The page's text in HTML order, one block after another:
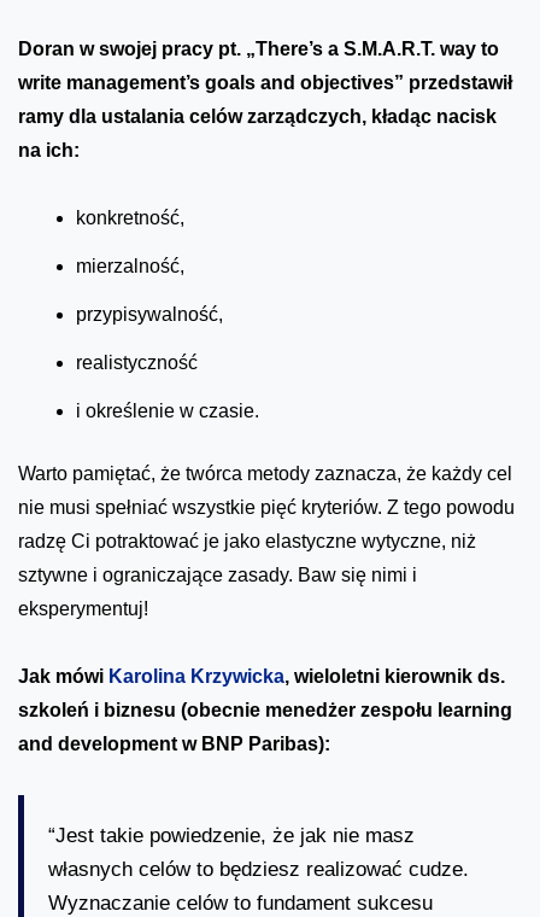
Doran w swojej pracy pt. „There’s a S.M.A.R.T. way to
write management’s goals and objectives” przedstawił
ramy dla ustalania celów zarządczych, kładąc nacisk
na ich:
konkretność,
mierzalność,
przypisywalność,
realistyczność
i określenie w czasie.
Warto pamiętać, że twórca metody zaznacza, że każdy cel
nie musi spełniać wszystkie pięć kryteriów. Z tego powodu
radzę Ci potraktować je jako elastyczne wytyczne, niż
sztywne i ograniczające zasady. Baw się nimi i
eksperymentuj!
Jak mówi Karolina Krzywicka, wieloletni kierownik ds.
szkoleń i biznesu (obecnie menedżer zespołu learning
and development w BNP Paribas):
“Jest takie powiedzenie, że jak nie masz
własnych celów to będziesz realizować cudze.
Wyznaczanie celów to fundament sukcesu